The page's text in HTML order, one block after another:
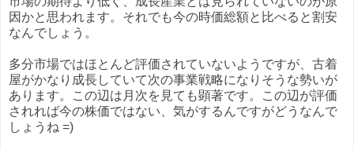
因かと思われます。それでも今の時価総額と比べると割安
なんでしょう。
多分市場ではほとんど評価されていないようですが、古着
屋がかなり成長していて次の事業戦略になりそうな勢いが
あります。この辺は月次を見ても顕著です。この辺が評価
されれば今の株価ではない、気がするんですがどうなんで
しょうね =)